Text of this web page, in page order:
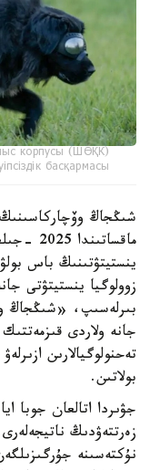
корпусы (ШӨҚК)
басқармасы
شىڭجاڭ
ينستيتۋتىنىڭ باس
زوولوگيا ينستيتۋتى
بىرلەسىپ، «شىڭجاڭ
جانە ولاردى
تەحنولوگيالارىن
بولاتىن.
جۋىردا اتالعان جوبا
زەرتتەۋدىڭ
نۇكتەسىنە